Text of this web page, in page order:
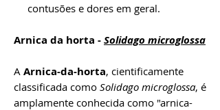
contusões e dores em geral.
Arnica da horta -Solidago microglossa
A Arnica-da-horta, cientificamente
classificada como Solidago microglossa, é
amplamente conhecida como "arnica-